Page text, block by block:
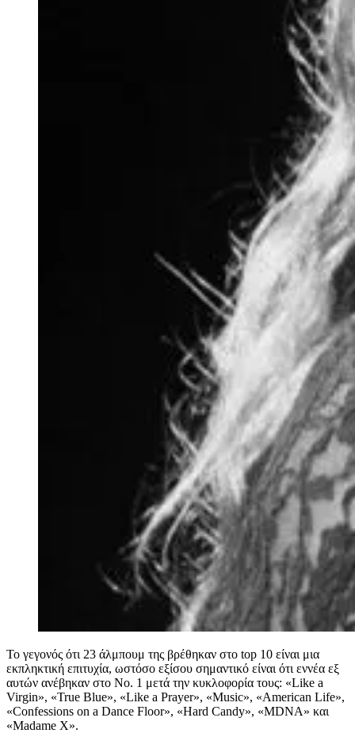
Το γεγονός ότι 23 άλμπουμ της βρέθηκαν στο top 10 είναι μια
εκπληκτική επιτυχία, ωστόσο εξίσου σημαντικό είναι ότι εννέα εξ
αυτών ανέβηκαν στο Νο. 1 μετά την κυκλοφορία τους: «Like a
Virgin», «True Blue», «Like a Prayer», «Music», «American Life»,
«Confessions on a Dance Floor», «Hard Candy», «MDNA» και
«Madame X».